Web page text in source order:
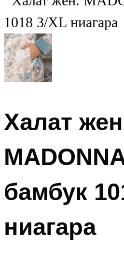
Халат
бамбук
ниагара